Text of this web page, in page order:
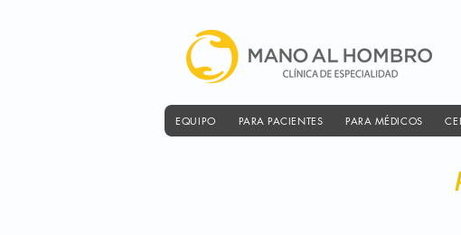
EQUIPO PARA PACIENTES PARA MÉDICOS